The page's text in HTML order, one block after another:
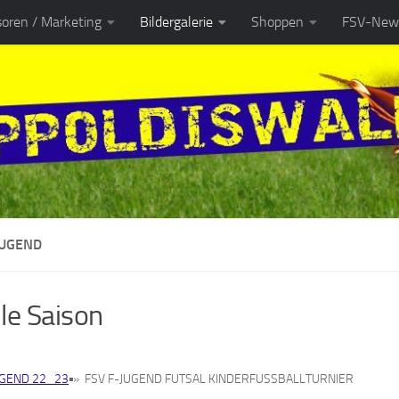
/ Marketing Bildergalerie Shoppen FSV-
Saison
22_23 » FSV F-JUGEND FUTSAL KINDERFUSSBALLTURNIER